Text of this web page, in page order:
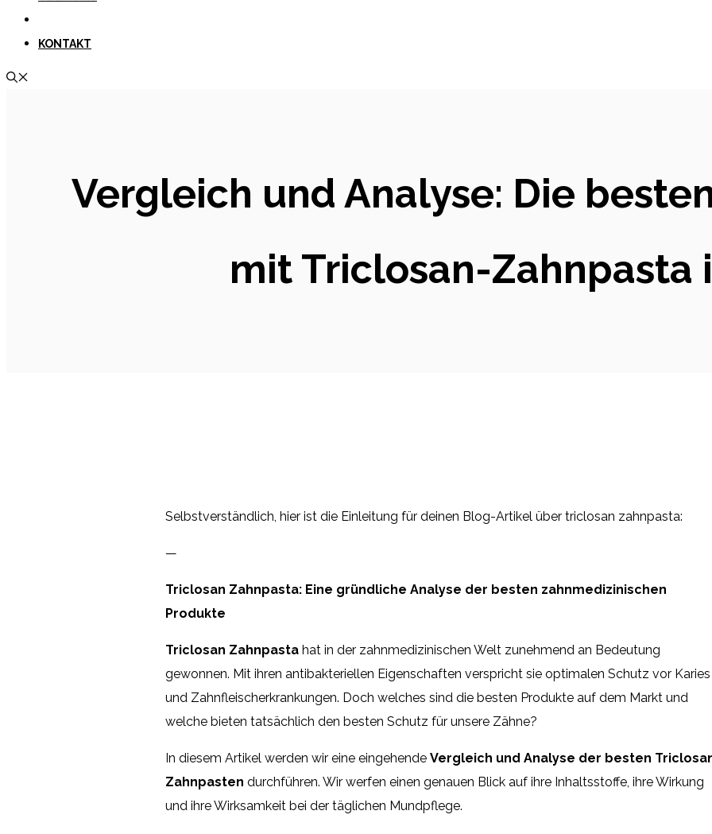
KONTAKT
Vergleich und Analyse: Die
mit Triclosan-Zahnpasta
Selbstverständlich, hier ist die Einleitung für deinen Blog-Artikel über triclosan zahnpasta:
—
Triclosan Zahnpasta: Eine gründliche Analyse der besten zahnmedizinischen
Produkte
Triclosan Zahnpasta hat in der zahnmedizinischen Welt zunehmend an Bedeutung
gewonnen. Mit ihren antibakteriellen Eigenschaften verspricht sie optimalen Schutz vor Karies
und Zahnfleischerkrankungen. Doch welches sind die besten Produkte auf dem Markt und
welche bieten tatsächlich den besten Schutz für unsere Zähne?
In diesem Artikel werden wir eine eingehende Vergleich und Analyse der besten
Zahnpasten durchführen. Wir werfen einen genauen Blick auf ihre Inhaltsstoffe, ihre Wirkung
und ihre Wirksamkeit bei der täglichen Mundpflege.